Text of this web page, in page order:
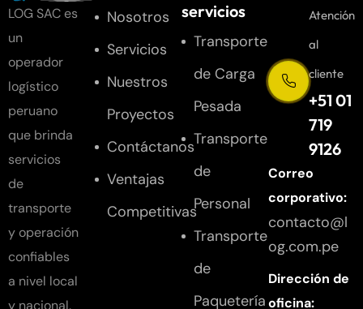
LOG SAC es
un
operador
logístico
peruano
que brinda
servicios
de
transporte
y operación
confiables
a nivel local
y nacional.
Nosotros
Servicios
Nuestros
Proyectos
Contáctanos
Ventajas
Competitivas
servicios
Transporte
de Carga
Pesada
Transporte
de
Personal
Transporte
de
Paquetería
Atención
al
cliente
+51 01
719
9126
Correo
corporativo:
contacto@l
og.com.pe
Dirección de
oficina: